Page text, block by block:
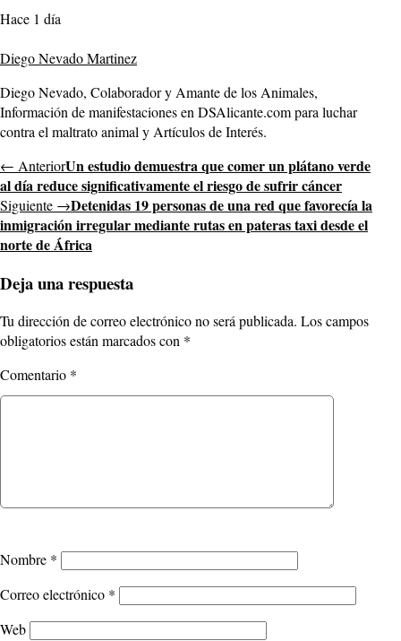
Hace 1 día
Diego Nevado Martinez
Diego Nevado, Colaborador y Amante de los Animales,
Información de manifestaciones en DSAlicante.com para luchar
contra el maltrato animal y Artículos de Interés.
← AnteriorUn estudio demuestra que comer un plátano verde
al día reduce significativamente el riesgo de sufrir cáncer
Siguiente →Detenidas 19 personas de una red que favorecía la
inmigración irregular mediante rutas en pateras taxi desde el
norte de África
Deja una respuesta
Tu dirección de correo electrónico no será publicada. Los campos
obligatorios están marcados con *
Comentario *
Nombre *
Correo electrónico *
Web